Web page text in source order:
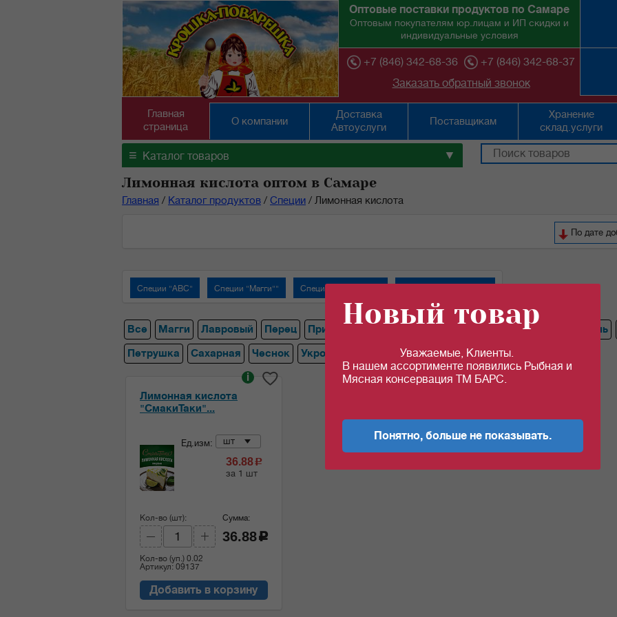
Оптовые поставки продуктов по Самаре
Оптовым покупателям юр.лицам и ИП скидки и
индивидуальные условия
+7 (846) 342-68-36
+7 (846) 342-68-37
Заказать обратный звонок
Главная
страница
О компании
Доставка
Автоуслуги
Поставщикам
Хранение
склад.услуги
≡ Каталог товаров ▼
Лимонная кислота оптом в Самаре
Главная / Каталог продуктов / Специи / Лимонная кислота
По дате
Специи "АВС" Специи "Магги"" Специи "СмакиТаки"
Все Магги Лавровый Перец Приправа Желатин Разрыхлитель
Петрушка
Сахарная Чеснок Укроп
Лимонная кислота
"СмакиТаки"...
i
Ед.изм: шт
36.88c
за 1 шт
Кол-во (шт):
Кол-во (уп.) 0.02
Артикул: 09137
Сумма:
36.88 c
Добавить в корзину
Новый товар
Уважаемые, Клиенты.
В нашем ассортименте появились Рыбная и
Мясная консервация ТМ БАРС.
Понятно, больше не показывать.